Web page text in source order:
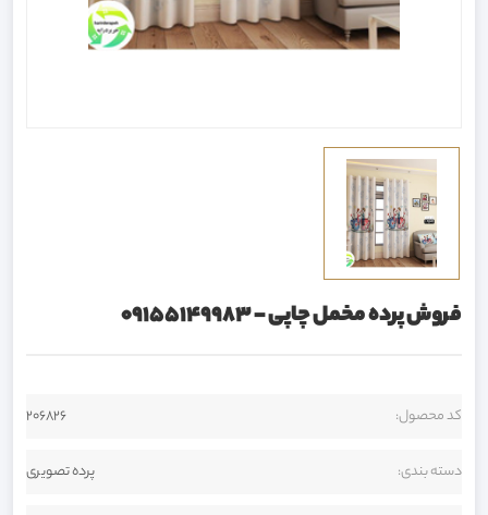
فروش پرده مخمل چاپی - 09155149983
کد محصول: 206826
دسته بندی: پرده تصویری